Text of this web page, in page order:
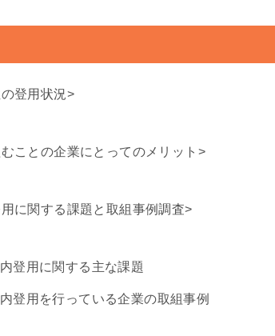
登用状況>
ことの企業にとってのメリット>
に関する課題と取組事例調査>
登用に関する主な課題
登用を行っている企業の取組事例